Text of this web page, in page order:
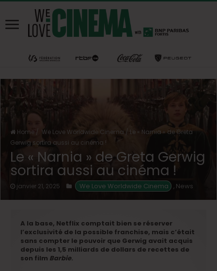
Home / We Love Worldwide Cinema / Le « Narnia » de Greta
Gerwig sortira aussi au cinéma !
Le « Narnia » de Greta Gerwig
sortira aussi au cinéma !
janvier 21, 2025 We Love Worldwide Cinema , News
A la base, Netflix comptait bien se réserver
l’exclusivité de la possible franchise, mais c’était
sans compter le pouvoir que Gerwig avait acquis
depuis les 1,5 milliards de dollars de recettes de
son film Barbie.